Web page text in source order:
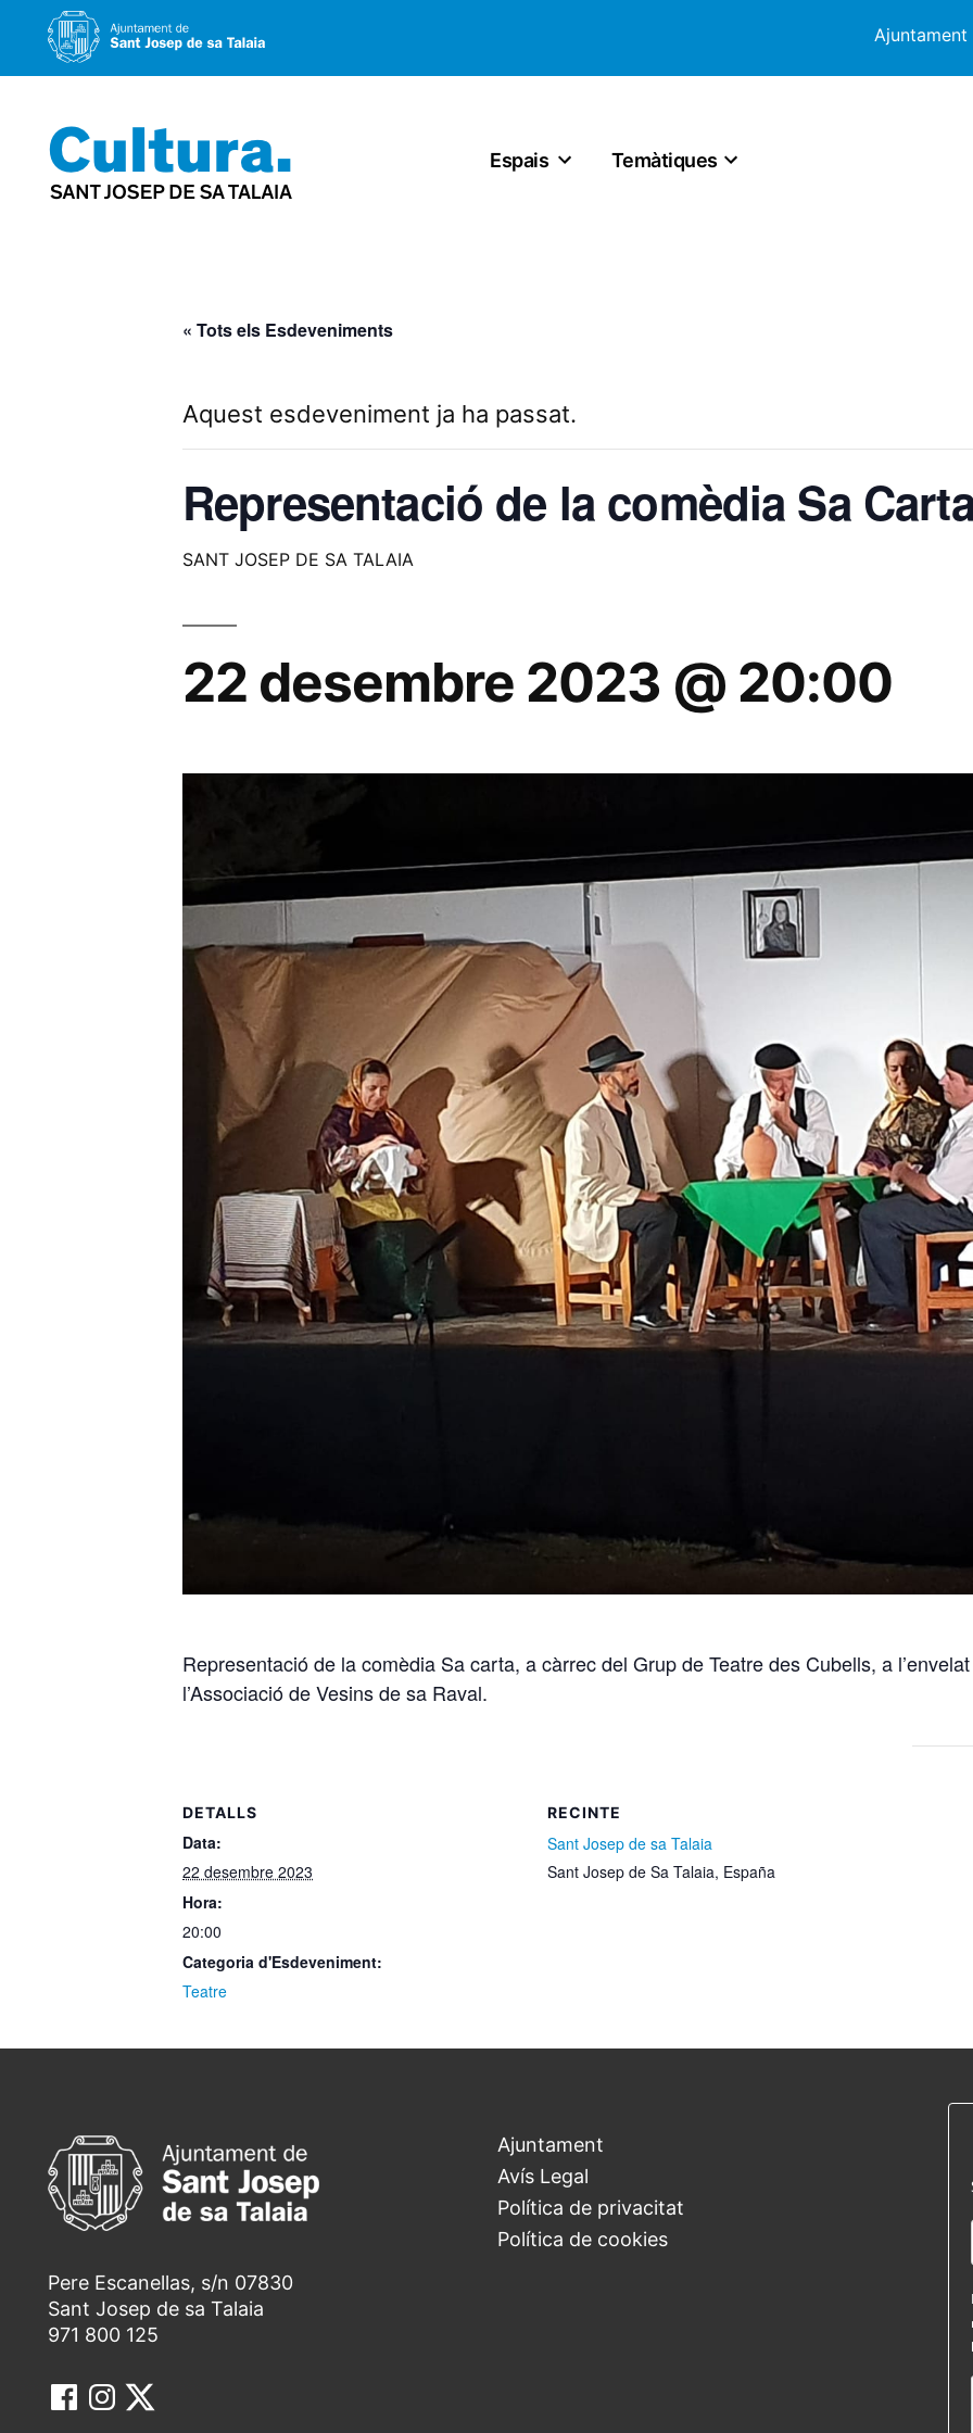
Ajuntament
al
contingut
Espais Temàtiques
« Tots els Esdeveniments
Aquest esdeveniment ja ha passat.
Representació de la comèdia Sa
SANT JOSEP DE SA TALAIA
22 desembre 2023 @ 20:00
Representació de la comèdia Sa carta, a càrrec del Grup de Teatre des Cubells, a
l’Associació de Vesins de sa Raval.
DETALLS
Data:
22 desembre 2023
Hora:
20:00
Categoria d'Esdeveniment:
Teatre
RECINTE
Sant Josep de sa Talaia
Sant Josep de Sa Talaia, España
Pere Escanellas, s/n 07830
Sant Josep de sa Talaia
971 800 125
Ajuntament
Avís Legal
Política de privacitat
Política de cookies